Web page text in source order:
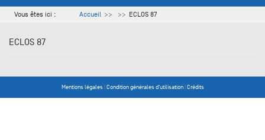
Vous êtes ici : Accueil ECLOS 87
ECLOS 87
Mentions légales|Condition générales d'utilisation|Crédits